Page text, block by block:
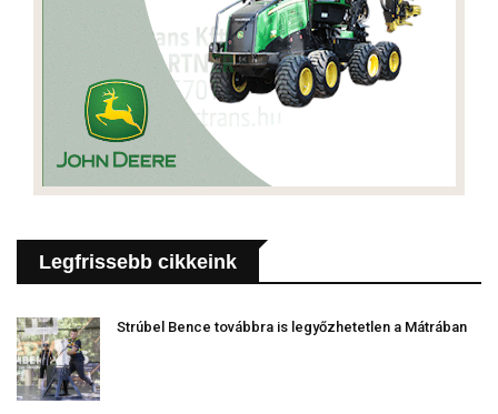
Legfrissebb cikkeink
Strúbel Bence továbbra is legyőzhetetlen a Mátrában